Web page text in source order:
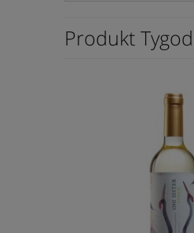
Produkt